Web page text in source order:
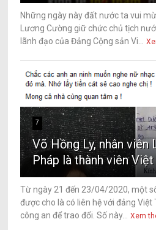
Những ngày này đất nước ta vui
Lương Cường giữ chức chủ tịch
lãnh đạo của Đảng Cộng sản Vi...
7
Võ Hồng Ly, nhân viên
Pháp là thành viên Việt
Từ ngày 21 đến 23/04/2020, một
được cho là có liên hệ với đảng Việt
công an để trao đổi. Số này...
Xem